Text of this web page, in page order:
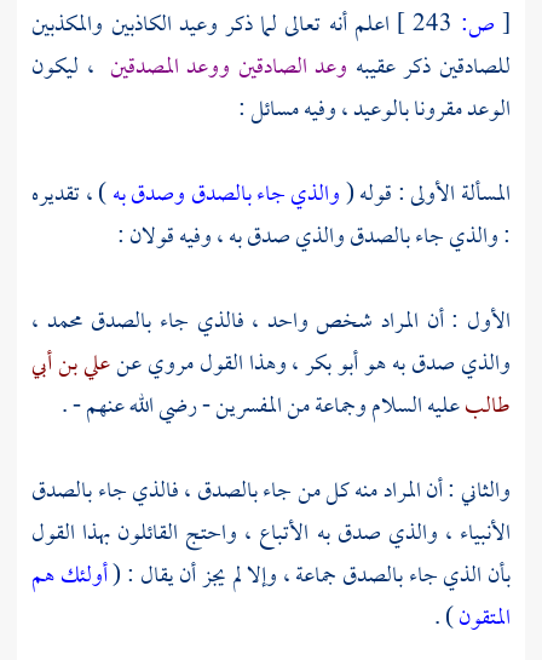
[ص:
اعلم أنه تعالى لما ذكر وعيد الكاذبين والمكذبين
للصادقين ذكر عقيبه وعد الصادقين ووعد المصدقين ، ليكون
الوعد مقرونا بالوعيد ، وفيه مسائل :
المسألة الأولى : قوله (والذي جاء بالصدق وصدق به) ، تقديره
: والذي جاء بالصدق والذي صدق به ، وفيه قولان :
الأول : أن المراد شخص واحد ، فالذي جاء بالصدق محمد ،
والذي صدق به هوأبو بكر، وهذا القول مروي عنعلي بن أبي
طالبعليه السلام وجماعة من المفسرين - رضي الله عنهم - .
والثاني : أن المراد منه كل من جاء بالصدق ، فالذي جاء بالصدق
الأنبياء ، والذي صدق به الأتباع ، واحتج القائلون بهذا القول
بأن الذي جاء بالصدق جماعة ، وإلا لم يجز أن يقال : (أولئك هم
المتقون) .